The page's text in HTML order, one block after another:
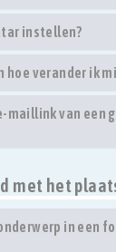
instellen?
hoe verander ik
maillink van een
met het
in een